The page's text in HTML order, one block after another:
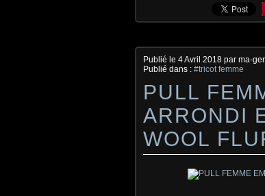
Publié le 4 Avril 2018 par ma-
Publié dans : #tricot femme
PULL
ARRONDI
WOOL